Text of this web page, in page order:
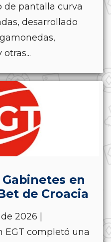
de pantalla curva
desarrollado
Gabinetes en
de Croacia
2026 |
EGT completó una